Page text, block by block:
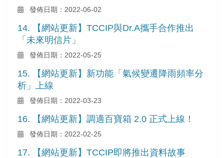
發佈日期：2022-06-02
14. 【網站更新】TCCIP與Dr.A攜手合作推出
「未來明信片」
發佈日期：2022-05-25
15. 【網站更新】新功能「氣候變遷降雨頻率分
析」上線
發佈日期：2022-03-23
16. 【網站更新】調適百寶箱 2.0 正式上線！
發佈日期：2022-02-25
17. 【網站更新】TCCIP即將推出資料故事